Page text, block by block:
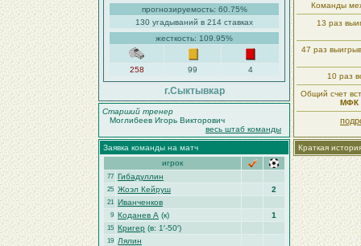
прогнозируемость: 60.75%
130 угадываний в 214 ставках
жесткость: 109.95%
258 99 4
г.Сыктывкар
Старший тренер
Моглибеев Игорь Викторович
весь штаб команды
Заявка команды на матч
игрок
77 Гибадуллин
25 Жоэл Кейруш 2
21 Иванченков
9 Коданев А (к) 1
15 Кригер (в: 1′-50′)
19 Лялин
Команды
13 раз
47 раз
10 раз
Общий счет
МФК
Краткая